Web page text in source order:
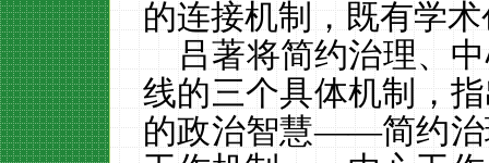
的连接机制，既有学
吕著将简约治理、
线的三个具体机制，
的政治智慧——简约治